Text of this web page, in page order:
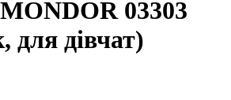
03303
для дівчат)